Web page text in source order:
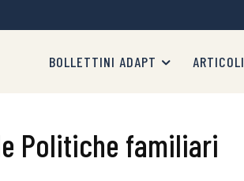
BOLLETTINI ADAPT ARTICOLI
Politiche familiari